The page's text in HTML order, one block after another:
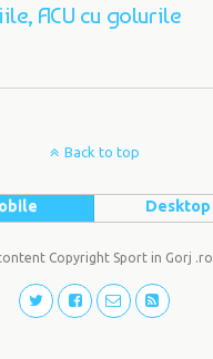
ACU cu golurile
Back to top
Desktop
Copyright Sport in Gorj .ro